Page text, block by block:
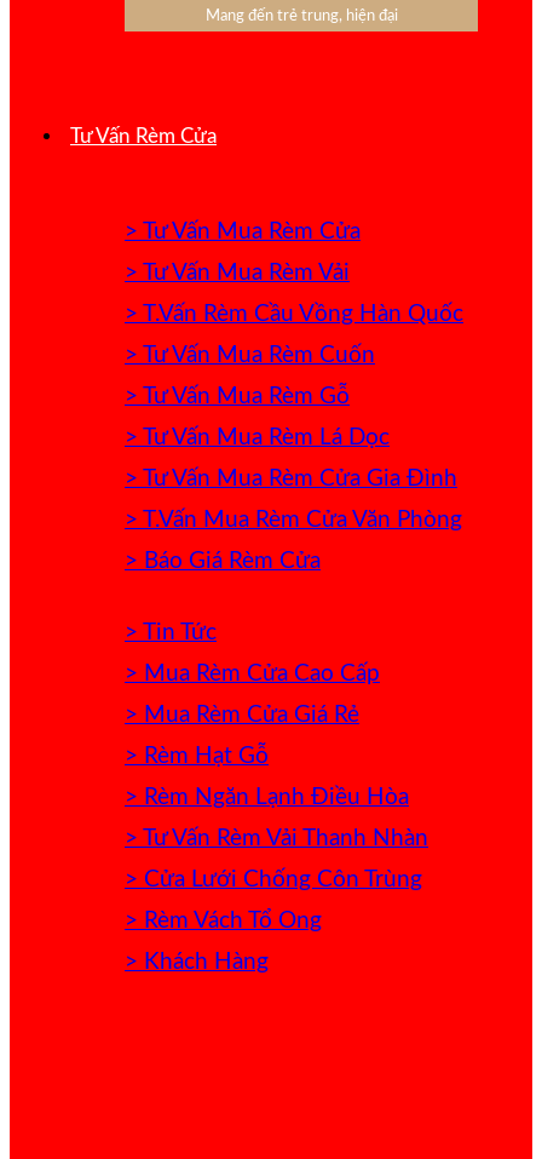
Mang đến trẻ trung, hiện đại
Tư Vấn Rèm Cửa
> Tư Vấn Mua Rèm Cửa
> Tư Vấn Mua Rèm Vải
> T.Vấn Rèm Cầu Vồng Hàn Quốc
> Tư Vấn Mua Rèm Cuốn
> Tư Vấn Mua Rèm Gỗ
> Tư Vấn Mua Rèm Lá Dọc
> Tư Vấn Mua Rèm Cửa Gia Đình
> T.Vấn Mua Rèm Cửa Văn Phòng
> Báo Giá Rèm Cửa
> Tin Tức
> Mua Rèm Cửa Cao Cấp
> Mua Rèm Cửa Giá Rẻ
> Rèm Hạt Gỗ
> Rèm Ngăn Lạnh Điều Hòa
> Tư Vấn Rèm Vải Thanh Nhàn
> Cửa Lưới Chống Côn Trùng
> Rèm Vách Tổ Ong
> Khách Hàng